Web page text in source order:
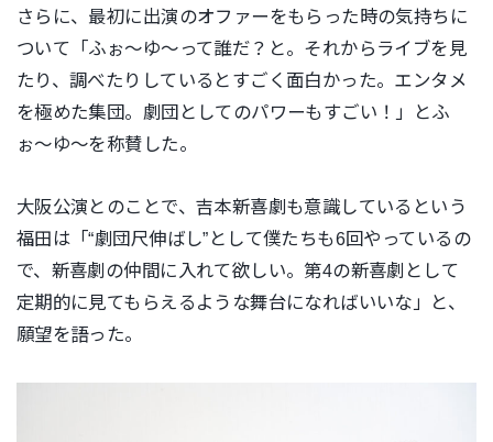
さらに、最初に出演のオファーをもらった時の気持ちに
ついて「ふ ぉ〜ゆ〜って誰だ？と。それからライブを見
たり、調べたりしているとすごく面白かった。エンタメ
を極めた集団。劇団としてのパワ ーもすごい！」とふ
ぉ〜ゆ〜を称賛した。
大阪公演とのことで、吉本新喜劇も意識しているという
福田は「“劇団尺伸ばし”として僕たちも6回やっているの
で、新喜劇の仲間 に入れて欲しい。第4の新喜劇として
定期的に見てもらえるような舞台になればいいな」と、
願望を語った。